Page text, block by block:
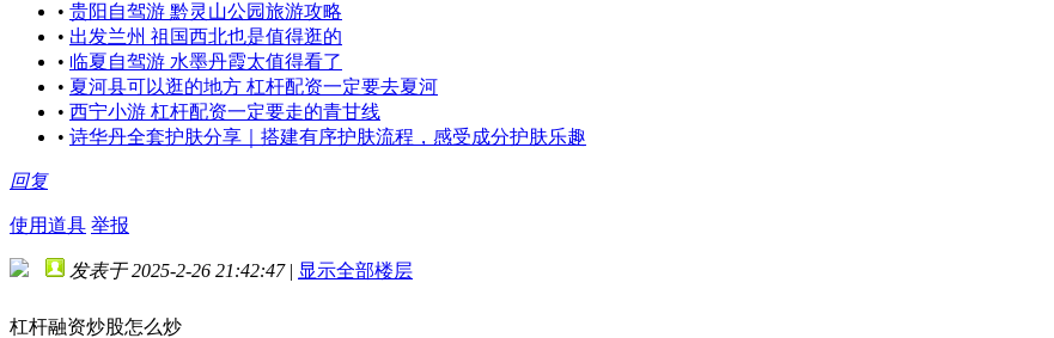
• 贵阳自驾游 黔灵山公园旅游攻略
• 出发兰州 祖国西北也是值得逛的
• 临夏自驾游 水墨丹霞太值得看了
• 夏河县可以逛的地方 杠杆配资一定要去夏河
• 西宁小游 杠杆配资一定要走的青甘线
• 诗华丹全套护肤分享｜搭建有序护肤流程，感受成分护肤乐趣
回复
使用道具 举报
发表于 2025-2-26 21:42:47 | 显示全部楼层
杠杆融资炒股怎么炒